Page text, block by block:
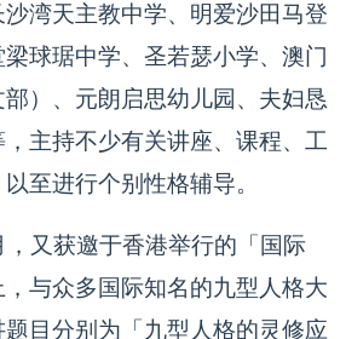
湾天主教中学、明爱沙田马登
球琚中学、圣若瑟小学、澳门
）、元朗启思幼儿园、夫妇恳
主持不少有关讲座、课程、工
至进行个别性格辅导。
又获邀于香港举行的「国际
与众多国际知名的九型人格大
目分别为「九型人格的灵修应